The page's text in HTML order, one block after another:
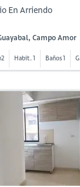
En Arriendo
Campo Amor
Habit. 1 Baños 1